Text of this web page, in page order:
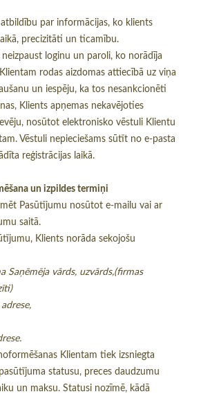
atbildību par informācijas, ko klients
precizitāti un ticamību.
neizpaust loginu un paroli, ko norādīja
rodas aizdomas attiecībā uz viņa
un iespēju, ka tos nesankcionēti
Klients apņemas nekavējoties
nosūtot elektronisko vēstuli Klientu
Vēstuli nepieciešams sūtīt no e-pasta
reģistrācijas laikā.
un izpildes termiņi
Pasūtījumu nosūtot e-mailu vai ar
saitā.
Klients norāda sekojošu
Saņēmēja vārds, uzvārds,(firmas
Klientam tiek izsniegta
statusu, preces daudzumu
un maksu. Statusi nozīmē, kādā